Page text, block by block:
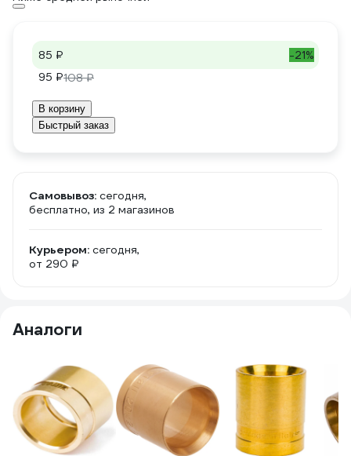
85 ₽
-21%
95 ₽108 ₽
В корзину
Быстрый заказ
Самовывоз: сегодня,
бесплатно, из 2 магазинов
Курьером: сегодня,
от 290 ₽
Аналоги